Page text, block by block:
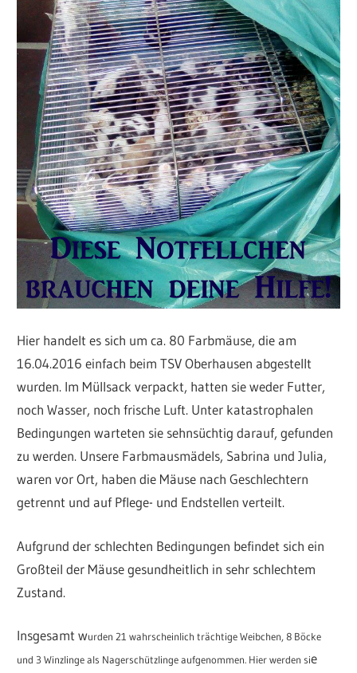
Hier handelt es sich um ca. 80 Farbmäuse, die am
16.04.2016 einfach beim TSV Oberhausen abgestellt
wurden. Im Müllsack verpackt, hatten sie weder Futter,
noch Wasser, noch frische Luft. Unter katastrophalen
Bedingungen warteten sie sehnsüchtig darauf, gefunden
zu werden. Unsere Farbmausmädels, Sabrina und Julia,
waren vor Ort, haben die Mäuse nach Geschlechtern
getrennt und auf Pflege- und Endstellen verteilt.
Aufgrund der schlechten Bedingungen befindet sich ein
Großteil der Mäuse gesundheitlich in sehr schlechtem
Zustand.
Insgesamt wurden 21 wahrscheinlich trächtige Weibchen, 8 Böcke
und 3 Winzlinge als Nagerschützlinge aufgenommen. Hier werden sie